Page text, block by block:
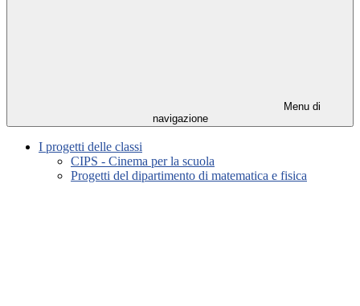
Menu di
navigazione
I progetti delle classi
CIPS - Cinema per la scuola
Progetti del dipartimento di matematica e fisica